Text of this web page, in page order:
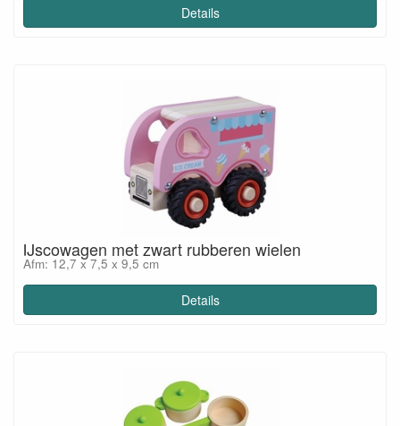
Details
IJscowagen met zwart rubberen wielen
Afm: 12,7 x 7,5 x 9,5 cm
Details